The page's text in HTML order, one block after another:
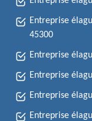
Entreprise
45300
Entreprise
Entreprise
Entreprise
Entreprise